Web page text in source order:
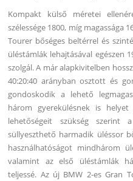
Kompakt külső méretei
szélessége 1800, míg magassága
Tourer bőséges beltérrel és
üléstámlák lehajtásával egészen
szolgál. A már alapkivitelben
40:20:40 arányban osztott és
gondoskodik a lehető
három gyerekülésnek is
lehetőségeit szükség szerint
süllyeszthető harmadik üléssor
használhatóságot mindhárom
valamint az első üléstámlák
teljessé. Az új BMW 2-es Gran